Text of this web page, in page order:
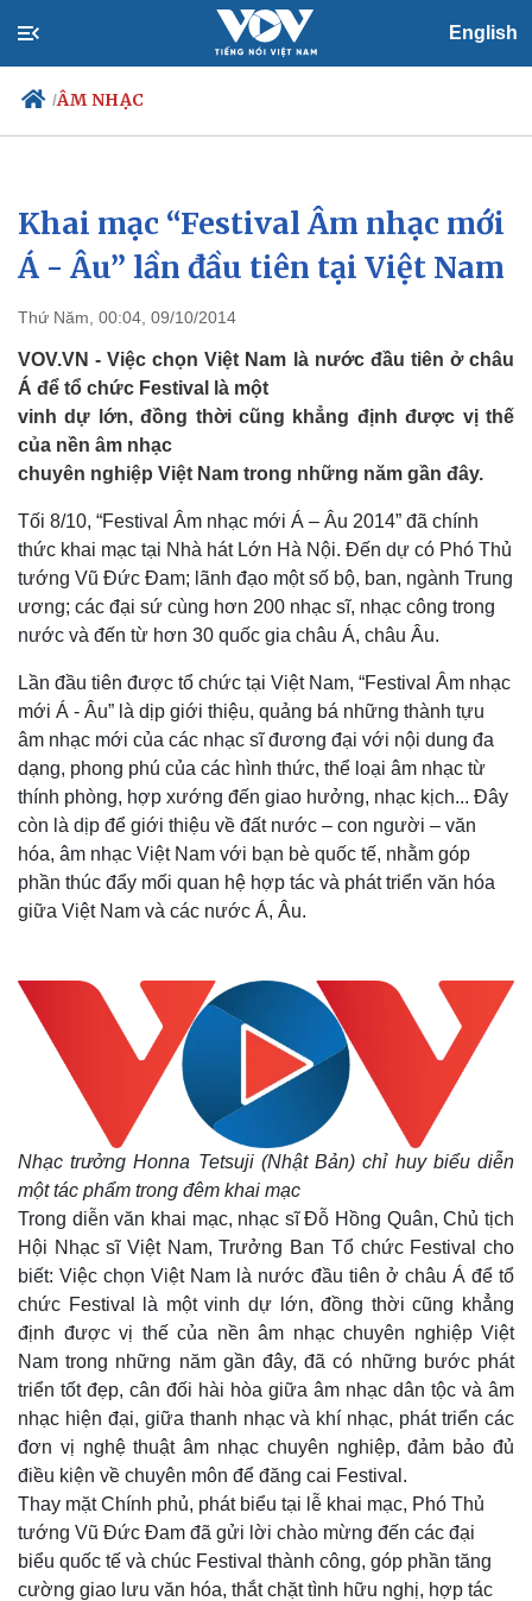
English
/ÂM NHẠC
Chính trị
Đảng
Tổ chức nhân sự
Nhận diện sự thật
Xã hội
Tin 24h
Dự báo thời tiết
Việc làm
Thế giới
Quan sát
Cuộc sống đó đây
Hồ sơ
Multimedia
Video
Ảnh
E-Magazine
Infographic
Khai mạc “Festival Âm nhạc mới
Á - Âu” lần đầu tiên tại Việt Nam
Thứ Năm, 00:04, 09/10/2014
VOV.VN - Việc chọn Việt Nam là nước đầu tiên ở châu
Á để tổ chức Festival là một
vinh dự lớn, đồng thời cũng khẳng định được vị thế
của nền âm nhạc
chuyên nghiệp Việt Nam trong những năm gần đây.
Tối 8/10, “Festival Âm nhạc mới Á – Âu 2014” đã chính
thức khai mạc tại Nhà hát Lớn Hà Nội. Đến dự có Phó Thủ
tướng Vũ Đức Đam; lãnh đạo một số bộ, ban, ngành Trung
ương; các đại sứ cùng hơn 200 nhạc sĩ, nhạc công trong
nước và đến từ hơn 30 quốc gia châu Á, châu Âu.
Lần đầu tiên được tổ chức tại Việt Nam, “Festival Âm nhạc
mới Á - Âu” là dịp giới thiệu, quảng bá những thành tựu
âm nhạc mới của các nhạc sĩ đương đại với nội dung đa
dạng, phong phú của các hình thức, thể loại âm nhạc từ
thính phòng, hợp xướng đến giao hưởng, nhạc kịch... Đây
còn là dịp để giới thiệu về đất nước – con người – văn
hóa, âm nhạc Việt Nam với bạn bè quốc tế, nhằm góp
phần thúc đẩy mối quan hệ hợp tác và phát triển văn hóa
giữa Việt Nam và các nước Á, Âu.
Nhạc trưởng Honna Tetsuji (Nhật Bản) chỉ huy biểu diễn
một tác phẩm trong đêm khai mạc
Trong diễn văn khai mạc, nhạc sĩ Đỗ Hồng Quân, Chủ tịch
Hội Nhạc sĩ Việt Nam, Trưởng Ban Tổ chức Festival cho
biết: Việc chọn Việt Nam là nước đầu tiên ở châu Á để tổ
chức Festival là một vinh dự lớn, đồng thời cũng khẳng
định được vị thế của nền âm nhạc chuyên nghiệp Việt
Nam trong những năm gần đây, đã có những bước phát
triển tốt đẹp, cân đối hài hòa giữa âm nhạc dân tộc và âm
nhạc hiện đại, giữa thanh nhạc và khí nhạc, phát triển các
đơn vị nghệ thuật âm nhạc chuyên nghiệp, đảm bảo đủ
điều kiện về chuyên môn để đăng cai Festival.
Thay mặt Chính phủ, phát biểu tại lễ khai mạc, Phó Thủ
tướng Vũ Đức Đam đã gửi lời chào mừng đến các đại
biểu quốc tế và chúc Festival thành công, góp phần tăng
cường giao lưu văn hóa, thắt chặt tình hữu nghị, hợp tác